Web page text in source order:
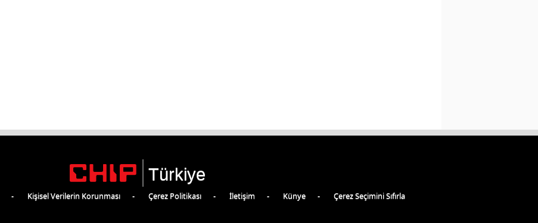
Türkiye
Kişisel Verilerin Korunması Çerez Politikası İletişim Künye Çerez Seçimini Sıfırla